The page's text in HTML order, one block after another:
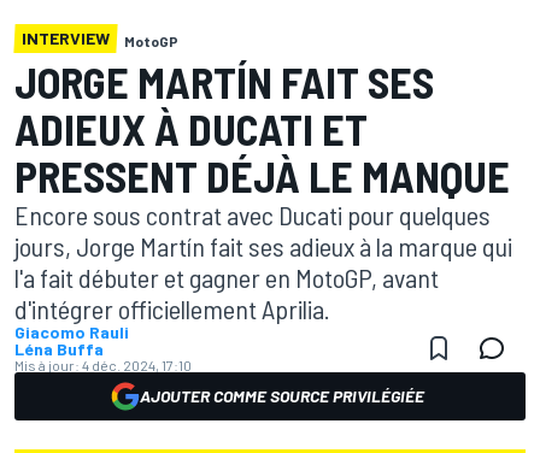
INTERVIEW MotoGP
JORGE MARTÍN FAIT SES
ADIEUX À DUCATI ET
PRESSENT DÉJÀ LE MANQUE
Encore sous contrat avec Ducati pour quelques
jours, Jorge Martín fait ses adieux à la marque qui
l'a fait débuter et gagner en MotoGP, avant
d'intégrer officiellement Aprilia.
Giacomo Rauli
Léna Buffa
Mis à jour: 4 déc. 2024, 17:10
AJOUTER COMME SOURCE PRIVILÉGIÉE